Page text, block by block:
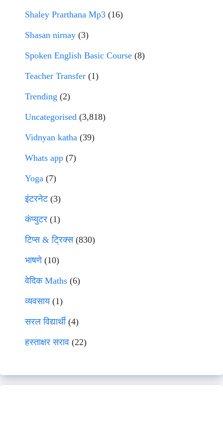
Shaley Prarthana Mp3 (16)
Shasan nirnay (3)
Spoken English Basic Course (8)
Teacher Transfer (1)
Trending (2)
Uncategorised (3,818)
Vidnyan katha (39)
Whats app (7)
Yoga (7)
इंटरनेट(3)
कंप्युटर (1)
टिप्स & ट्रिक्स(830)
भाषणे(10)
वेदिक Maths (6)
व्यवसाय(1)
सरल विद्यार्थी(4)
हस्ताक्षर सराव (22)